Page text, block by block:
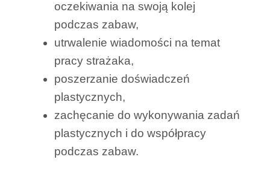
oczekiwania na swoją kolej
podczas zabaw,
utrwalenie wiadomości na temat
pracy strażaka,
poszerzanie doświadczeń
plastycznych,
zachęcanie do wykonywania zadań
plastycznych i do współpracy
podczas zabaw.